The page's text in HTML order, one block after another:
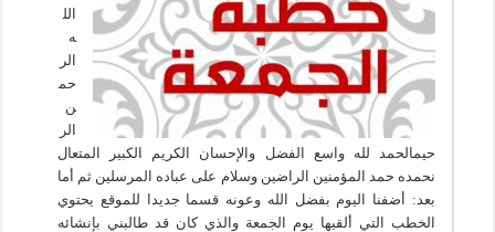
الل
ه
الر
حم
ن
الر
حيمالحمد لله واسع الفضل والإحسان الكريم الكبير المتعال
نحمده حمد المؤمنين الراضين وسلام على عباده المرسلين ثم أما
بعد: أضفنا اليوم بفضل الله وعونه قسما جديدا للموقع يحتوي
الخطب التي ألقيها يوم الجمعة والذي كان قد طالبني بإنشائه